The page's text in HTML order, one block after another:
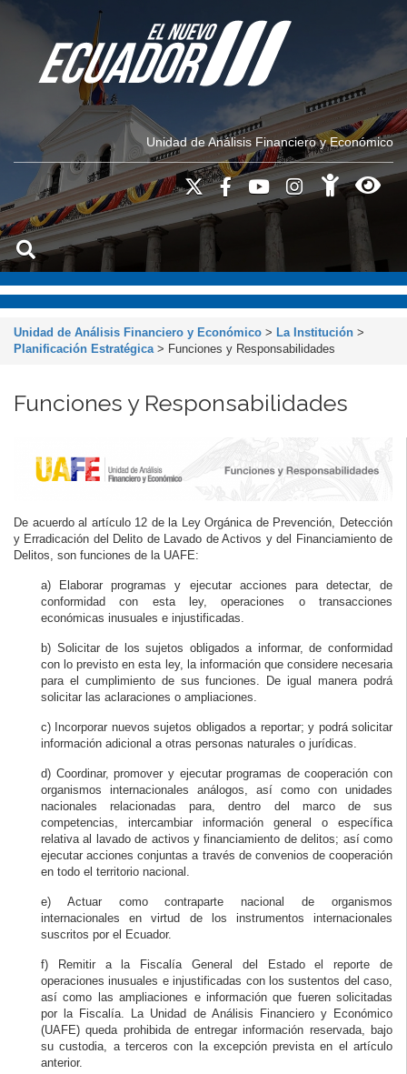
Unidad de Análisis Financiero y Económico
Unidad de Análisis Financiero y Económico > La Institución >
Planificación Estratégica> Funciones y Responsabilidades
Funciones y Responsabilidades
De acuerdo al artículo 12 de la Ley Orgánica de Prevención, Detección
y Erradicación del Delito de Lavado de Activos y del Financiamiento de
Delitos, son funciones de la UAFE:
a) Elaborar programas y ejecutar acciones para detectar, de
conformidad con esta ley, operaciones o transacciones
económicas inusuales e injustificadas.
b) Solicitar de los sujetos obligados a informar, de conformidad
con lo previsto en esta ley, la información que considere necesaria
para el cumplimiento de sus funciones. De igual manera podrá
solicitar las aclaraciones o ampliaciones.
c) Incorporar nuevos sujetos obligados a reportar; y podrá solicitar
información adicional a otras personas naturales o jurídicas.
d) Coordinar, promover y ejecutar programas de cooperación con
organismos internacionales análogos, así como con unidades
nacionales relacionadas para, dentro del marco de sus
competencias, intercambiar información general o específica
relativa al lavado de activos y financiamiento de delitos; así como
ejecutar acciones conjuntas a través de convenios de cooperación
en todo el territorio nacional.
e) Actuar como contraparte nacional de organismos
internacionales en virtud de los instrumentos internacionales
suscritos por el Ecuador.
f) Remitir a la Fiscalía General del Estado el reporte de
operaciones inusuales e injustificadas con los sustentos del caso,
así como las ampliaciones e información que fueren solicitadas
por la Fiscalía. La Unidad de Análisis Financiero y Económico
(UAFE) queda prohibida de entregar información reservada, bajo
su custodia, a terceros con la excepción prevista en el artículo
anterior.